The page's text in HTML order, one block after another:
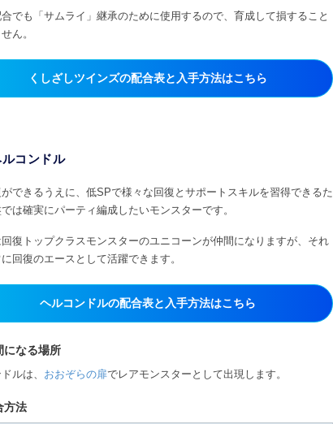
合でも「サムライ」継承のために使用するので、育成して損すること
ん。
くしざしツインズの配合表と入手方法はこちら
コンドル
できるうえに、低SPで様々な回復とサポートスキルを習得できるた
は確実にパーティ編成したいモンスターです。
復トップクラスモンスターのユニコーンが仲間になりますが、それ
回復のエースとして活躍できます。
ヘルコンドルの配合表と入手方法はこちら
になる場所
ルは、 おおぞらの扉でレアモンスターとして出現します。
方法